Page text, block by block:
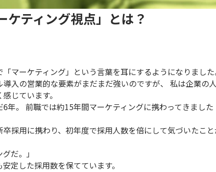
ケティング視点」とは？
マーケティング」という言葉を耳にするようになりました
入の営業的な要素がまだまだ強いのですが、 私は企業の
じています。
年。 前職では約15年間マーケティングに携わってきました
採用に携わり、初年度で採用人数を倍にして気づいたこ
だ。」
定した採用数を保てています。